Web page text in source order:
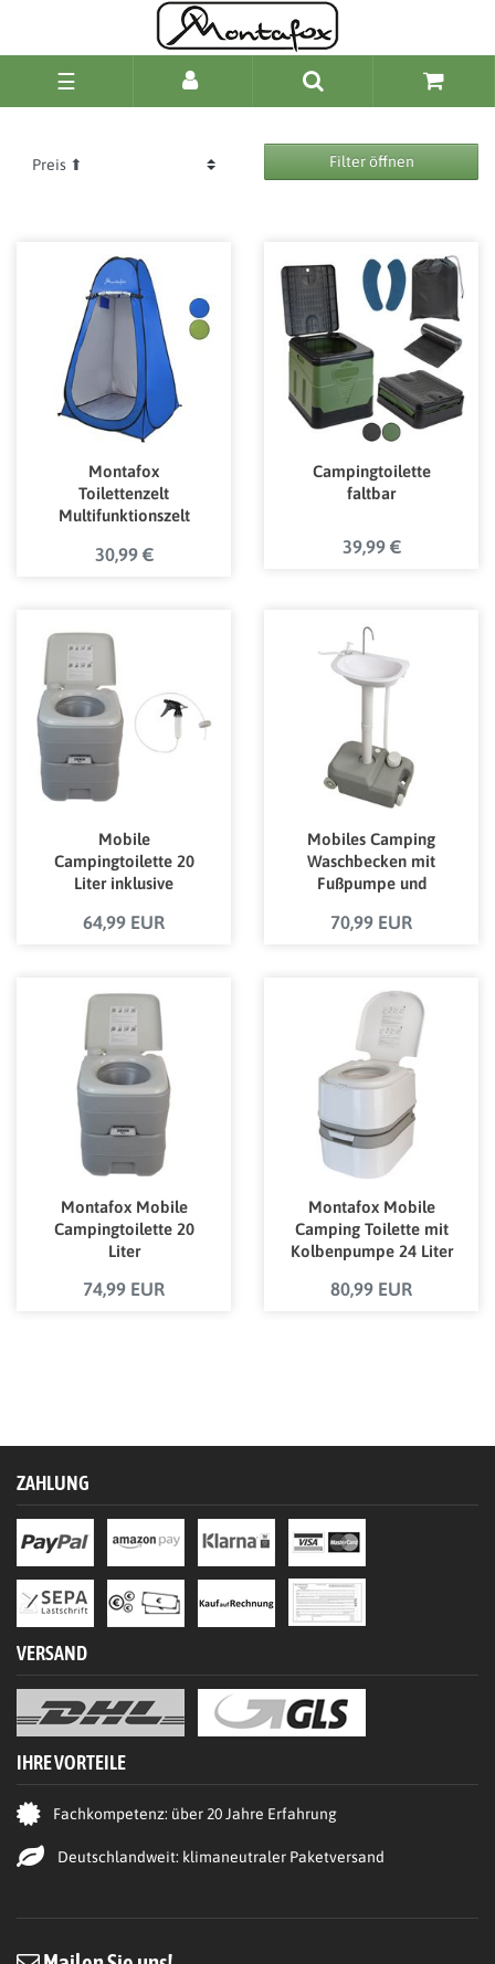
☰
Filter öffnen
Montafox
Toilettenzelt
Multifunktionszelt
Zelt
30,99 €
Campingtoilette
faltbar
39,99 €
Mobile
Campingtoilette 20
Liter inklusive
64,99 EUR
Mobiles Camping
Waschbecken mit
Fußpumpe und
70,99 EUR
Montafox Mobile
Campingtoilette 20
Liter
74,99 EUR
Montafox Mobile
Camping Toilette mit
Kolbenpumpe 24 Liter
80,99 EUR
ZAHLUNG
VERSAND
IHRE VORTEILE
Fachkompetenz: über 20 Jahre Erfahrung
Deutschlandweit: klimaneutraler Paketversand